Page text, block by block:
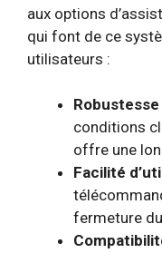
aux options
qui font de ce
utilisateurs :
Robustesse
conditions
offre une
Facilité
fermeture